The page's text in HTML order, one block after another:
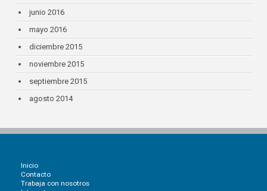
junio 2016
mayo 2016
diciembre 2015
noviembre 2015
septiembre 2015
agosto 2014
Inicio
Contacto
Trabaja con nosotros